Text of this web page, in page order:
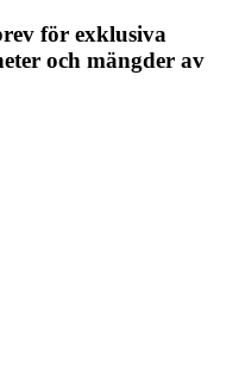
för exklusiva
och mängder av